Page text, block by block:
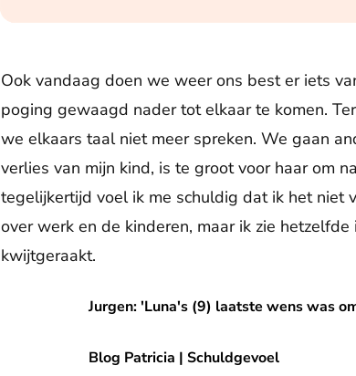
Ook vandaag doen we weer ons best er iets
poging gewaagd nader tot elkaar te komen.
we elkaars taal niet meer spreken. We gaan
verlies van mijn kind, is te groot voor haar om
tegelijkertijd voel ik me schuldig dat ik het niet
over werk en de kinderen, maar ik zie
kwijtgeraakt.
Jurgen: 'Luna's (9) laatste wens was
Jurgen: 'Luna's (9) laatste wens was om met ons te
Blog Patricia | Schuldgevoel
Blog Patricia | Schuldgevoel